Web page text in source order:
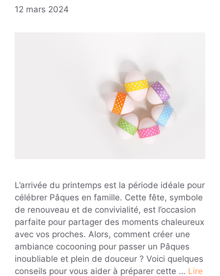
12 mars 2024
L’arrivée du printemps est la période idéale pour
célébrer Pâques en famille. Cette fête, symbole
de renouveau et de convivialité, est l’occasion
parfaite pour partager des moments chaleureux
avec vos proches. Alors, comment créer une
ambiance cocooning pour passer un Pâques
inoubliable et plein de douceur ? Voici quelques
conseils pour vous aider à préparer cette … Lire